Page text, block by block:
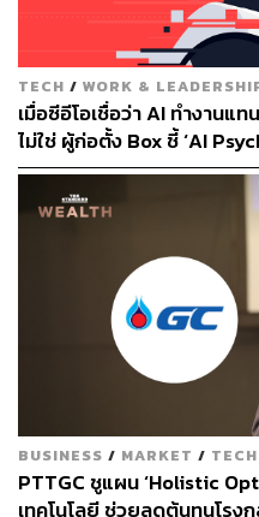
เพื่อให้ Grab สามารถแข่งขั
ใหญ่เข้ากับการดำเนินการที่
ต้นทุน เพื่อที่จะนำเสนอบริกา
และทำให้การเข้าถึงมวลชน
Grab ซึ่งก่อตั้งขึ้นในปี 2012
เรียกรถ ปัจจุบันให้บริการจั
ทำให้เป็นผู้เล่นที่โดดเด่นในต
แห่ง ความสำเร็จส่วนหนึ่งมา
มากแก่ผู้ใช้และไดรเวอร์ ซึ่
กระนั้นหลังจากเป็นบริษัทม
โชคชะตาของ Grab ก็ดูเหมื
บริษัทตกลงราว 70% จากกา
เป็นวงกว้าง เนื่องจากนักลง
เติบโตสูงที่ยังไม่สามารถทำก
เผชิญกับอัตราดอกเบี้ยที่พุ่งสู
TECH / WORK &
เมื่อซีอีโอเชื่อว่า AI ทำงานแ
ไม่ใช่ ผู้ก่อตั้ง Box ชี้ ‘AI
ปลดคนจากสิ่งที่ไม่เคยลงมือ
BUSINESS / MARKET / TECH
PTTGC ชูแผน ‘Holistic
เทคโนโลยี ช่วยลดต้นทุนโรง